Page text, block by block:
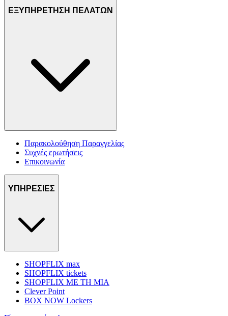
ΕΞΥΠΗΡΕΤΗΣΗ ΠΕΛΑΤΩΝ
Παρακολούθηση Παραγγελίας
Συχνές ερωτήσεις
Επικοινωνία
ΥΠΗΡΕΣΙΕΣ
SHOPFLIX max
SHOPFLIX tickets
SHOPFLIX ΜΕ ΤΗ ΜΙΑ
Clever Point
BOX NOW Lockers